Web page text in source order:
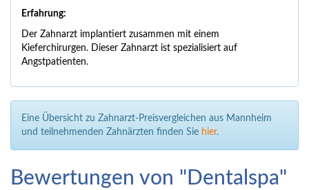
Erfahrung:
Der Zahnarzt implantiert zusammen mit einem
Kieferchirurgen. Dieser Zahnarzt ist spezialisiert auf
Angstpatienten.
Eine Übersicht zu Zahnarzt-Preisvergleichen aus Mannheim
und teilnehmenden Zahnärzten finden Sie hier.
Bewertungen von "Dentalspa"